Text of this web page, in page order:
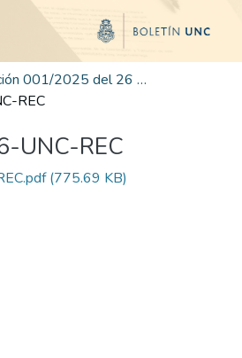
Edición 001/2025 del 26 de mayo de 2025
REC
UNC-REC
(775.69 KB)